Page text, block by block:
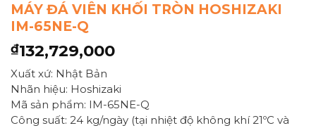
MÁY ĐÁ VIÊN KHỐI TRÒN HOSHIZAKI
IM-65NE-Q
₫132,729,000
Xuất xứ: Nhật Bản
Nhãn hiệu: Hoshizaki
Mã sản phẩm: IM-65NE-Q
Công suất: 24 kg/ngày (tại nhiệt độ không khí 21ºC và